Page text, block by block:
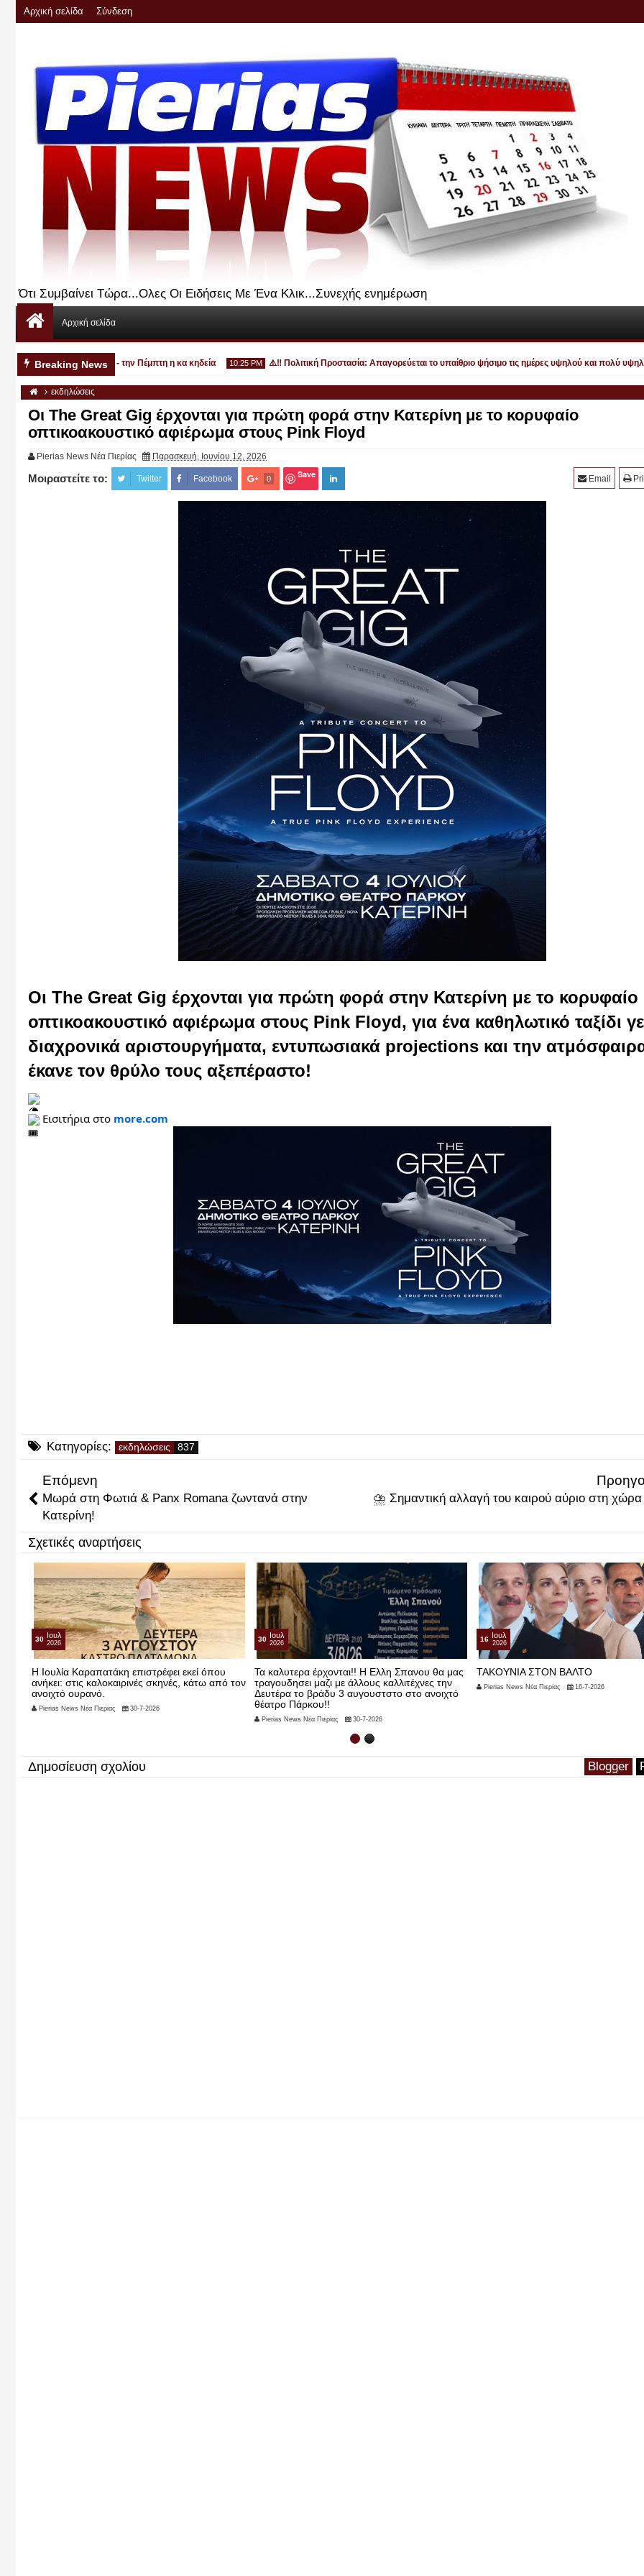
Αρχική σελίδα Σύνδεση
Ότι Συμβαίνει Τώρα...Ολες Οι Ειδήσεις Με Ένα Κλικ...Συνεχής ενημέρωση
Αρχική σελίδα
Breaking News
στην Κατερίνη - την Πέμπτη η κα κηδεία 10:25 PM
Αυγ
2026
⚠️‼️ Πολιτική Προστασία: Απαγορεύεται το υπαίθριο ψήσιμο τις ημέρες υψηλού και πολύ υψηλού
εκδηλώσεις
Οι The Great Gig έρχονται για πρώτη φορά στην Κατερίνη με το κορυφαίο
οπτικοακουστικό αφιέρωμα στους Pink Floyd
Pierias News Νέα Πιερίας Παρασκευή, Ιουνίου 12, 2026
Μοιραστείτε το: Twitter Facebook 0 Save Email
Οι The Great Gig έρχονται για πρώτη φορά στην Κατερίνη με το κορυφαίο
οπτικοακουστικό αφιέρωμα στους Pink Floyd, για ένα καθηλωτικό ταξίδι
διαχρονικά αριστουργήματα, εντυπωσιακά projections και την
έκανε τον θρύλο τους αξεπέραστο!
Εισιτήρια στο more.com
Κατηγορίες: εκδηλώσεις
Επόμενη
Μωρά στη Φωτιά & Panx Romana ζωντανά στην
Κατερίνη!
⛈️ Σημαντική αλλαγή του καιρού αύριο στη
Σχετικές αναρτήσεις
30 Ιουλ
2026
Τα καλυτερα έρχονται!! Η Ελλη Σπανου θα μας
τραγουδησει μαζι με άλλους καλλιτέχνες την
Δευτέρα το βράδυ 3 αυγουστστο στο ανοιχτό
θέατρο Πάρκου!!
16 Ιουλ
2026
ΤΑΚΟΥΝΙΑ ΣΤΟΝ ΒΑΛΤΟ
Pierias News Νέα Πιερίας 16-7-2026
15 Ιουλ
2026
Αρσέν Λουπέν Το μυστήριο της
Βελόνας
Δημοσίευση σχολίου Blogger